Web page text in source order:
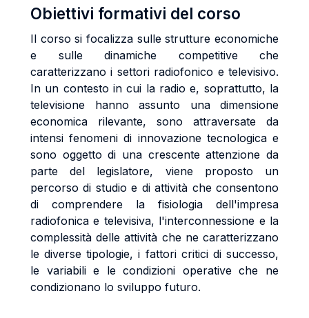
Obiettivi formativi del corso
Il corso si focalizza sulle strutture economiche
e sulle dinamiche competitive che
caratterizzano i settori radiofonico e televisivo.
In un contesto in cui la radio e, soprattutto, la
televisione hanno assunto una dimensione
economica rilevante, sono attraversate da
intensi fenomeni di innovazione tecnologica e
sono oggetto di una crescente attenzione da
parte del legislatore, viene proposto un
percorso di studio e di attività che consentono
di comprendere la fisiologia dell'impresa
radiofonica e televisiva, l'interconnessione e la
complessità delle attività che ne caratterizzano
le diverse tipologie, i fattori critici di successo,
le variabili e le condizioni operative che ne
condizionano lo sviluppo futuro.